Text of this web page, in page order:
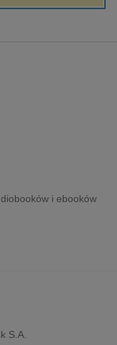
informatyka
i ebooków
S.A.